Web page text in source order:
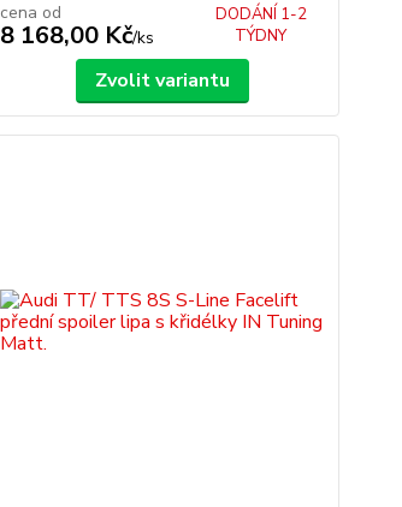
cena od
8 168,00 Kč/ks
DODÁNÍ 1-2
TÝDNY
Zvolit variantu